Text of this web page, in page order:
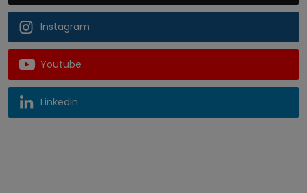
Instagram
Youtube
Linkedin